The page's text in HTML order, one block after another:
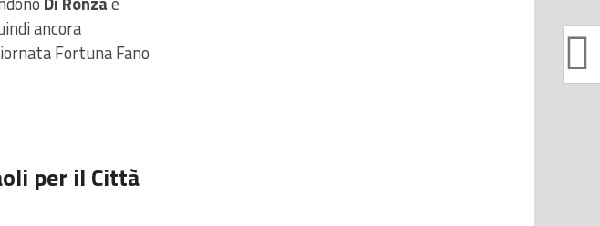
ancora
Fortuna Fano
per il Città